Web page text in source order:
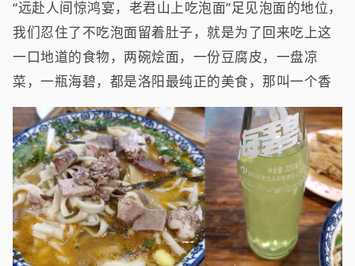
“远赴人间惊鸿宴，老君山上吃泡面”足见泡面的地位，
我们忍住了不吃泡面留着肚子，就是为了回来吃上这
一口地道的食物，两碗烩面，一份豆腐皮，一盘凉
菜，一瓶海碧，都是洛阳最纯正的美食，那叫一个香